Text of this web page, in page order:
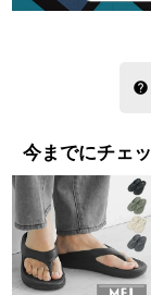
今までにチェ